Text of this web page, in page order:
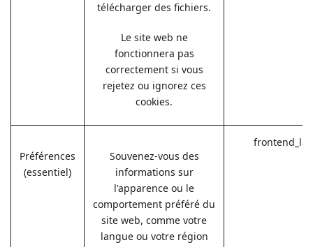
télécharger des fichiers.
Le site web ne
fonctionnera pas
correctement si vous
rejetez ou ignorez ces
cookies.
Préférences
(essentiel)
Souvenez-vous des
informations sur
l'apparence ou le
comportement préféré du
site web, comme votre
langue ou votre région